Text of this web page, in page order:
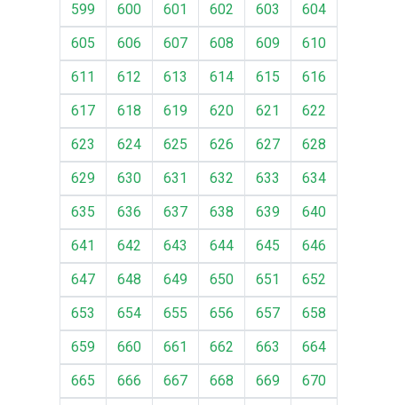
599
600 601 602 603
604
605
606 607 608 609
610
611
612 613 614 615
616
617
618 619 620 621
622
623
624 625 626 627
628
629
630 631 632 633
634
635
636 637 638 639
640
641
642 643 644 645
646
647
648 649 650 651
652
653
654 655 656 657
658
659
660 661 662 663
664
665
666 667 668 669
670